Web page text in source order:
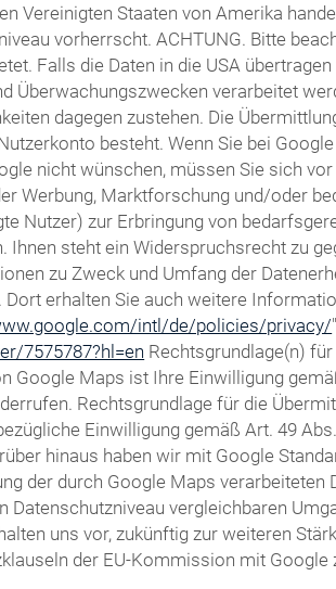
Vereinigten Staaten von Amerika
vorherrscht. ACHTUNG. Bitte
Falls die Daten in die USA
Überwachungszwecken verarbeitet
dagegen zustehen. Die
besteht. Wenn Sie bei
nicht wünschen, müssen Sie sich
Werbung, Marktforschung und/oder
Nutzer) zur Erbringung von
steht ein Widerspruchsrecht zu
zu Zweck und Umfang der
erhalten Sie auch weitere
intl/de/policies/privacy/
7575787?hl=en Rechtsgrundlage(n)
Maps ist Ihre Einwilligung
Rechtsgrundlage für die
Einwilligung gemäß Art. 49
hinaus haben wir mit Google
der durch Google Maps verarbeiteten
vergleichbaren
uns vor, zukünftig zur weiteren
der EU-Kommission mit Google